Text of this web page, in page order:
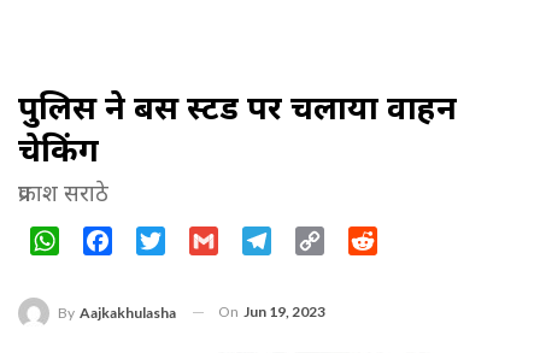
पुलिस ने बस स्टैंड पर चलाया वाहन
चेकिंग
प्रकाश सराठे
WhatsAppFacebookTwitter Gmail Telegram
Copy
By Aajkakhulasha On Jun 19, 2023